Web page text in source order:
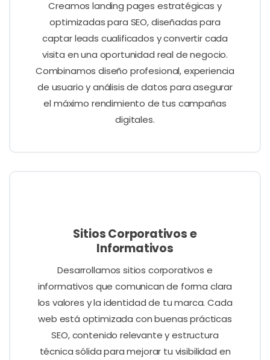
Creamos landing pages estratégicas y
optimizadas para SEO, diseñadas para
captar leads cualificados y convertir cada
visita en una oportunidad real de negocio.
Combinamos diseño profesional, experiencia
de usuario y análisis de datos para asegurar
el máximo rendimiento de tus campañas
digitales.
Sitios Corporativos e
Informativos
Desarrollamos sitios corporativos e
informativos que comunican de forma clara
los valores y la identidad de tu marca. Cada
web está optimizada con buenas prácticas
SEO, contenido relevante y estructura
técnica sólida para mejorar tu visibilidad en